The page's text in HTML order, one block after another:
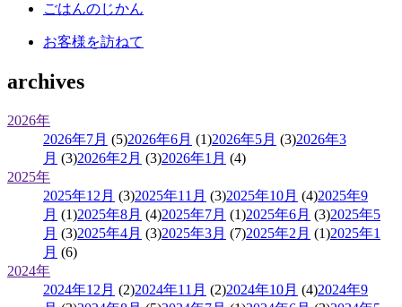
ごはんのじかん
お客様を訪ねて
archives
2026年
2026年7月 (5)2026年6月 (1)2026年5月 (3)2026年3
月 (3)2026年2月 (3)2026年1月 (4)
2025年
2025年12月 (3)2025年11月 (3)2025年10月 (4)2025年9
月 (1)2025年8月 (4)2025年7月 (1)2025年6月 (3)2025年5
月 (3)2025年4月 (3)2025年3月 (7)2025年2月 (1)2025年1
月 (6)
2024年
2024年12月 (2)2024年11月 (2)2024年10月 (4)2024年9